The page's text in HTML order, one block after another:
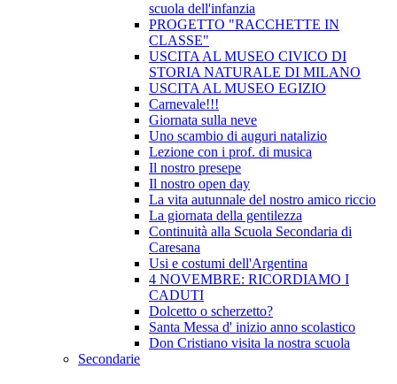
scuola dell'infanzia
PROGETTO "RACCHETTE IN
CLASSE"
USCITA AL MUSEO CIVICO DI
STORIA NATURALE DI MILANO
USCITA AL MUSEO EGIZIO
Carnevale!!!
Giornata sulla neve
Uno scambio di auguri natalizio
Lezione con i prof. di musica
Il nostro presepe
Il nostro open day
La vita autunnale del nostro amico riccio
La giornata della gentilezza
Continuità alla Scuola Secondaria di
Caresana
Usi e costumi dell'Argentina
4 NOVEMBRE: RICORDIAMO I
CADUTI
Dolcetto o scherzetto?
Santa Messa d' inizio anno scolastico
Don Cristiano visita la nostra scuola
Secondarie